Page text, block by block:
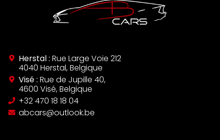
Herstal : Rue Large Voie 212
4040 Herstal, Belgique
Visé : Rue de Jupille 40,
4600 Visé, Belgique
‪+32 470 18 18 04‬
abcars@outlook.be